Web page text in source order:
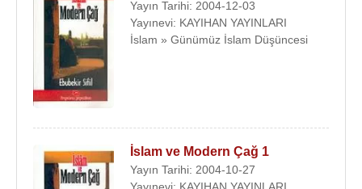
Yayın Tarihi: 2004-12-03
Yayınevi: KAYIHAN YAYINLARI
İslam » Günümüz İslam Düşüncesi
İslam ve Modern Çağ 1
Yayın Tarihi: 2004-10-27